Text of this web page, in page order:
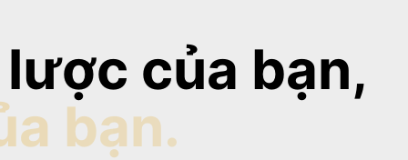
của bạn,
bạn.